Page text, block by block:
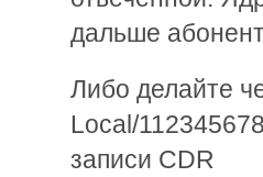
дальше
Либо делайте
Local/
записи CDR